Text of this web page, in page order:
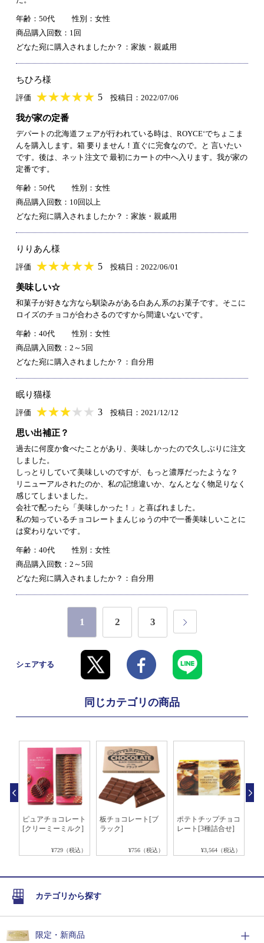
年齢：50代
性別：女性
商品購入回数：1回
どなた宛に購入されましたか？：家族・親戚用
ちひろ様
評価 ★★★★★
★★★★★ 5 投稿日：2022/07/06
我が家の定番
デパートの北海道フェアが行われている時は、ROYCE‘でちょこま
んを購入します。箱 要りません！直ぐに完食なので。と 言いたい
です。後は、ネット注文で 最初にカートの中へ入ります。我が家の
定番です。
年齢：50代
性別：女性
商品購入回数：10回以上
どなた宛に購入されましたか？：家族・親戚用
りりあん様
評価 ★★★★★
★★★★★ 5 投稿日：2022/06/01
美味しい☆
和菓子が好きな方なら馴染みがある白あん系のお菓子です。そこに
ロイズのチョコが合わさるのですから間違いないです。
年齢：40代
性別：女性
商品購入回数：2～5回
どなた宛に購入されましたか？：自分用
眠り猫様
評価 ★★★★★
★★★★★ 3 投稿日：2021/12/12
思い出補正？
過去に何度か食べたことがあり、美味しかったので久しぶりに注文
しました。
しっとりしていて美味しいのですが、もっと濃厚だったような？
リニューアルされたのか、私の記憶違いか、なんとなく物足りなく
感じてしまいました。
会社で配ったら「美味しかった！」と喜ばれました。
私の知っているチョコレートまんじゅうの中で一番美味しいことに
は変わりないです。
年齢：40代
性別：女性
商品購入回数：2～5回
どなた宛に購入されましたか？：自分用
1 2 3
シェアする
同じカテゴリの商品
ピュアチョコレート
[クリーミーミルク]
¥729（税込）
板チョコレート[ブ
ラック]
¥756（税込）
ポテトチップチョコ
レート[3種詰合せ]
¥3,564（税込）
カテゴリから探す
限定・新商品